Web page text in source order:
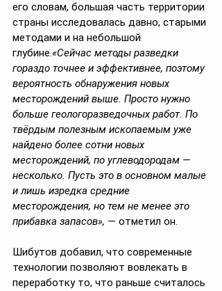
его словам, большая часть территории
страны исследовалась давно, старыми
методами и на небольшой
глубине.«Сейчас методы разведки
гораздо точнее и эффективнее, поэтому
вероятность обнаружения новых
месторождений выше. Просто нужно
больше геологоразведочных работ. По
твёрдым полезным ископаемым уже
найдено более сотни новых
месторождений, по углеводородам —
несколько. Пусть это в основном малые
и лишь изредка средние
месторождения, но тем не менее это
прибавка запасов», — отметил он.
Шибутов добавил, что современные
технологии позволяют вовлекать в
переработку то, что раньше считалось